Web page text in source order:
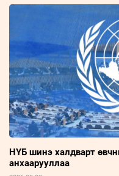
НҮБ шинэ халдварт
анхаарууллаа